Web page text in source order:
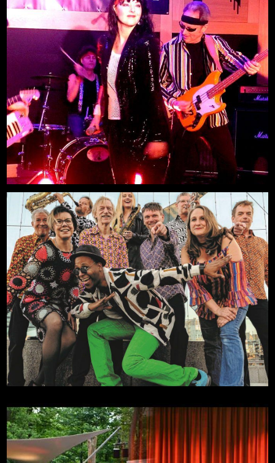
Neue Deutsche Welle LIVE Party
14.08.2026, 20:00
Freilichtbühne an der Zitadelle
Mehr
Soul for Christmas
29.11.2026, 18:00
Zitadelle
Mehr